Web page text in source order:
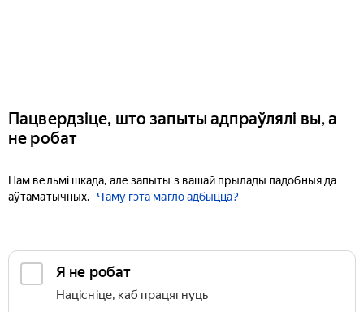
Пацвердзіце, што запыты адпраўлялі вы, а
не робат
Нам вельмі шкада, але запыты з вашай прылады падобныя да
аўтаматычных.
Чаму гэта магло адбыцца?
Я не робат
Націсніце, каб працягнуць